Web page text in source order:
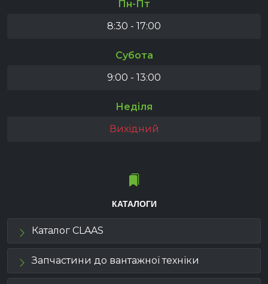
Пн-Пт
8:30 - 17:00
Субота
9:00 - 13:00
Неділя
Вихідний
КАТАЛОГИ
Каталог CLAAS
Запчастини до вантажної техніки